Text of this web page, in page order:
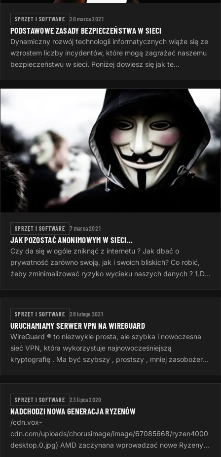
SPRZĘT I SOFTWARE 20 marca 2021
PODSTAWOWE ZASADY BEZPIECZEŃSTWA W SIECI
Dynamiczny rozwój technologii informatycznych wiąże się ze
wzrostem liczby incydentów, które mogą zagrażać naszemu
bezpieczeństwu w sieci. Poniżej dowiesz się jak te
SPRZĘT I SOFTWARE 7 marca 2021
JAK POZOSTAĆ ANONIMOWYM W SIECI...
Czy da się w ogóle zniknąć z internetu ? Jak dbać o
prywatność zarówno swoją, jak i swoich bliskich? Co robić,
żeby zminimalizować ryzyko wycieku naszych danych ? 1.Do
SPRZĘT I SOFTWARE 28 lutego 2021
URUCHAMIAMY SERWER VPN NA WIREGUARD
WireGuard ® to niezwykle prosta, ale szybka i nowoczesna
sieć VPN, która wykorzystuje najnowocześniejszą
kryptografię . Ma być szybszy , prostszy , mniej zasobożerny
SPRZĘT I SOFTWARE 23 lipca 2020
NADCHODZI NOWA GENERACJA RYZENÓW
/cdn.vox-
cdn.com/uploads/chorusimage/image/67085668/ryzen4000
desktop.0.jpg) AMD zaczynana wprowadzać nowe Ryzeny z